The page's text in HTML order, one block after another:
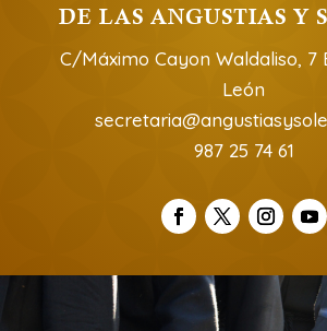
DE LAS ANGUSTIAS Y
C/Máximo Cayon Waldaliso, 7
León
987 25 74 61